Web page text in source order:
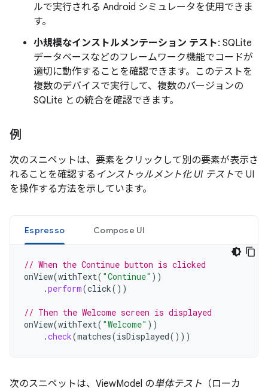
ルで実行される Android シミュレータを使用できま
す。
小規模なインストルメンテーション テスト: SQLite
データベースなどのフレームワーク機能でコードが
適切に動作することを確認できます。このテストを
複数のデバイスで実行して、複数のバージョンの
SQLite との統合を確認できます。
例
次のスニペットは、要素をクリックして別の要素が表示さ
れることを確認する インストゥルメント化 UI テストで UI
を操作する方法を示しています。
Espresso Compose UI
// When the Continue button is clicked
onView(withText( "Continue" ))
.perform(click())
// Then the Welcome screen is displayed
onView(withText( "Welcome" ))
.check(matches(isDisplayed()))
次のスニペットは、ViewModel の単体テスト （ローカ